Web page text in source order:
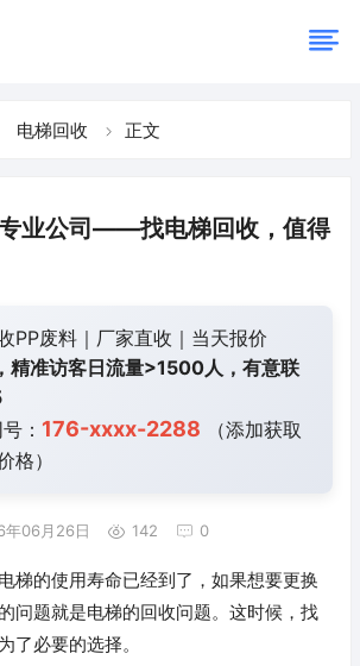
电梯回收 正文
业公司——找电梯回收，值得
废料｜厂家直收｜当天报价
精准访客日流量>1500人，有意联
： 176-xxxx-2288 （添加获取
格）
年06月26日 142 0
梯的使用寿命已经到了，如果想要更换
问题就是电梯的回收问题。这时候，找
了必要的选择。